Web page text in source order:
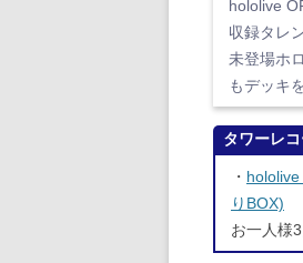
hololive
収録タレ
未登場ホ
もデッキ
タワーレ
・
りBOX)
お一人様